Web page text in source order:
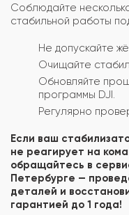
Соблюдайте
стабильной работы
Не допускайте
Очищайте
Обновляйте
программы DJI.
Регулярно
Если ваш
не реагирует на
обращайтесь в
Петербурге —
деталей и
гарантией до 1 года!